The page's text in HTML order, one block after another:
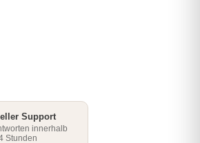
Support
innerhalb
Stunden